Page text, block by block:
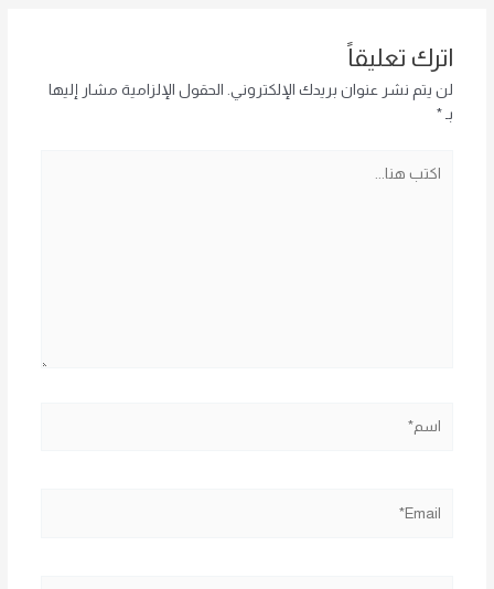
اترك تعليقاً
لن يتم نشر عنوان بريدك الإلكتروني. الحقول الإلزامية مشار إليها
بـ *